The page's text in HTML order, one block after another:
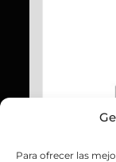
Para ofrecer las